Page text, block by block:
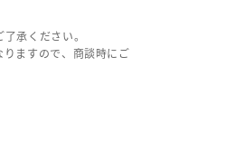
承ください。
ますので、商談時にご